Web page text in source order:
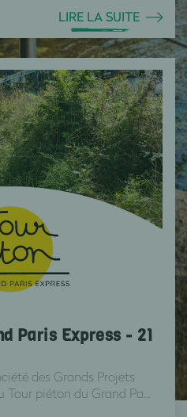
LIRE LA SUITE
Paris Express - 21
des Grands Projets
piéton du Grand Pa...